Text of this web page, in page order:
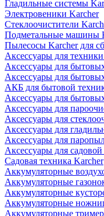
Гладильные системы
Электровеники Karcher
Стеклоочистители
Подметальные машины
Пылесосы Karcher для
Аксессуары для
Аксессуары для
Аксессуары для
АКБ для бытовой
Аксессуары для
Аксессуары для
Аксессуары для
Аксессуары для
Аксессуары для
Аксессуары для
Садовая техника Karcher
Аккумуляторные
Аккумуляторные
Аккумуляторные
Аккумуляторные
Аккумуляторные